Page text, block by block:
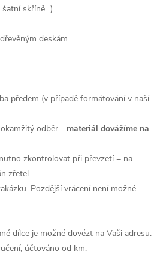
skříně...)
deskám
předem (v případě formátování v naší
odběr - materiál dovážíme na
zkontrolovat při převzetí = na
zřetel
Pozdější vrácení není možné
dílce je možné dovézt na Vaši adresu.
účtováno od km.